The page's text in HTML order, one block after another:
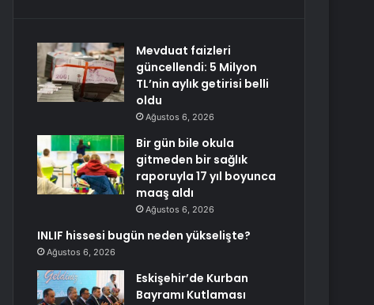
Mevduat faizleri
güncellendi: 5 Milyon
TL’nin aylık getirisi belli
oldu
Ağustos 6, 2026
Bir gün bile okula
gitmeden bir sağlık
raporuyla 17 yıl boyunca
maaş aldı
Ağustos 6, 2026
INLIF hissesi bugün neden yükselişte?
Ağustos 6, 2026
Eskişehir’de Kurban
Bayramı Kutlaması